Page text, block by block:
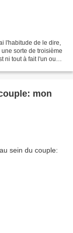
l'habitude de le dire,
sorte de troisième
ni tout à fait l'un ou
mon